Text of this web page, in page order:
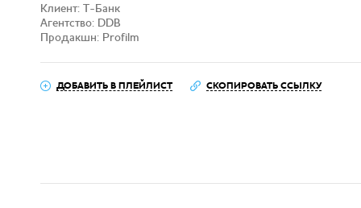
Клиент: Т-Банк
Агентство: DDB
Продакшн: Profilm
ДОБАВИТЬ В ПЛЕЙЛИСТ СКОПИРОВАТЬ ССЫЛКУ